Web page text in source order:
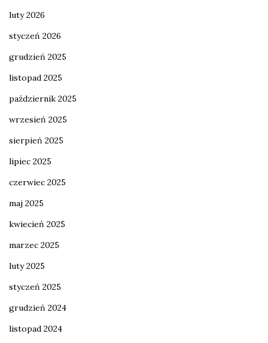
luty 2026
styczeń 2026
grudzień 2025
listopad 2025
październik 2025
wrzesień 2025
sierpień 2025
lipiec 2025
czerwiec 2025
maj 2025
kwiecień 2025
marzec 2025
luty 2025
styczeń 2025
grudzień 2024
listopad 2024